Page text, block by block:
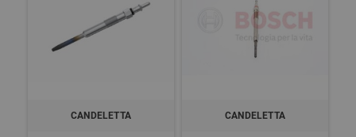
CANDELETTA CANDELETTA